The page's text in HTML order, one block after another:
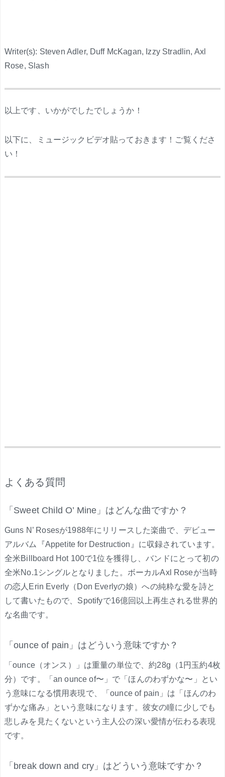
Writer(s): Steven Adler, Duff McKagan, Izzy Stradlin, Axl
Rose, Slash
以上です、いかがでしたでしょうか！
以下に、ミュージックビデオ貼っておきます！ご覧くださ
い！
よくある質問
「Sweet Child O’ Mine」はどんな曲ですか？
Guns N’ Rosesが1988年にリリースした楽曲で、デビュー
アルバム『Appetite for Destruction』に収録されています。
全米Billboard Hot 100で1位を獲得し、バンドにとって初の
全米No.1シングルとなりました。ボーカルAxl Roseが当時
の恋人Erin Everly（Don Everlyの娘）への純粋な愛を詩と
して書いたもので、Spotifyで16億回以上再生される世界的
な名曲です。
「ounce of pain」はどういう意味ですか？
「ounce（オンス）」は重量の単位で、約28g（1円玉約4枚
分）です。「an ounce of〜」で「ほんのわずかな〜」とい
う意味になる慣用表現で、「ounce of pain」は「ほんのわ
ずかな痛み」という意味になります。彼女の瞳に少しでも
悲しみを見たくないという主人公の深い愛情が伝わる表現
です。
「break down and cry」はどういう意味ですか？